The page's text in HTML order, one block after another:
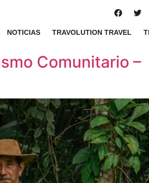
NOTICIAS TRAVOLUTION TRAVEL
Comunitario –